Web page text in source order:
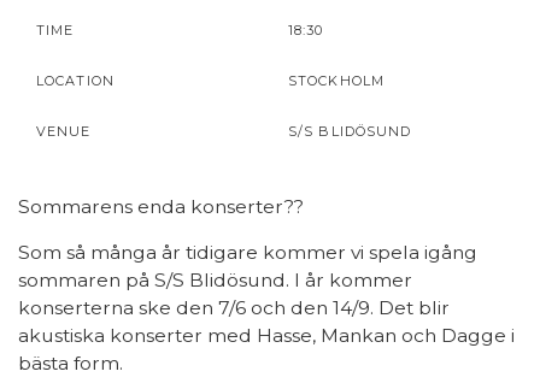
TIME 18:30
LOCATION STOCKHOLM
VENUE S/S BLIDÖSUND
Sommarens enda konserter??
Som så många år tidigare kommer vi spela igång
sommaren på S/S Blidösund. I år kommer
konserterna ske den 7/6 och den 14/9. Det blir
akustiska konserter med Hasse, Mankan och Dagge i
bästa form.